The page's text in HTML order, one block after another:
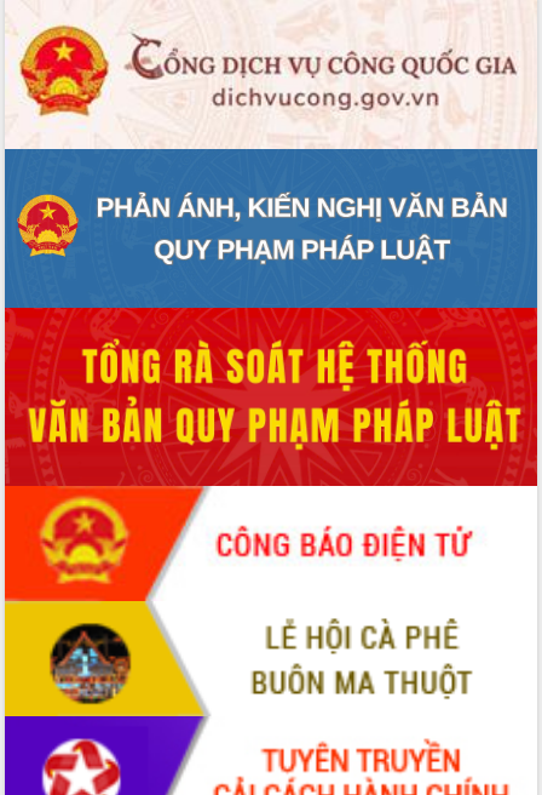
mặt Đoàn chuyên gia y tế TP. Hồ Chí
Minh
Lễ truy điệu và an táng hài cốt liệt sĩ
tại Nghĩa trang Liệt sĩ xã Sơn Hòa
Bàn giải pháp tháo gỡ khó khăn trong
định EUDR
Thứ trưởng Bộ Nông nghiệp và Môi
trường Nguyễn Hoàng Hiệp khảo sát
Trình diễn nghệ thuật chế biến các
món ăn từ sầu riêng
Đắk Lắk công bố Quy hoạch và xúc
tiến đầu tư tỉnh
Ngành cá ngừ Đắk Lắk chủ động thích
ứng để giữ vững thị trường xuất khẩu
Diễn đàn Kinh tế tư nhân Việt Nam đột
phá cơ chế - Hợp tác công tư
Đề án 06 tạo bước ngoặt đột phá trong
cải cách hành chính tỉnh Đắk Lắk
Kết nối tour, đẩy mạnh chuyển đổi số
để phát triển du lịch Đắk Lắk
Khởi động Dự án Đầu tư xây dựng hạ
tầng kỹ thuật Cụm công nghiệp Tân
Gặp mặt các cơ quan báo chí nhân Kỷ
niệm 101 năm Ngày Báo chí Cách
mạng Việt Nam